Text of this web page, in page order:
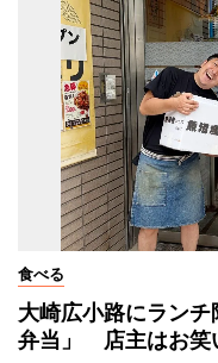
食べる
大崎広小路にランチ
弁当」 店主はお笑